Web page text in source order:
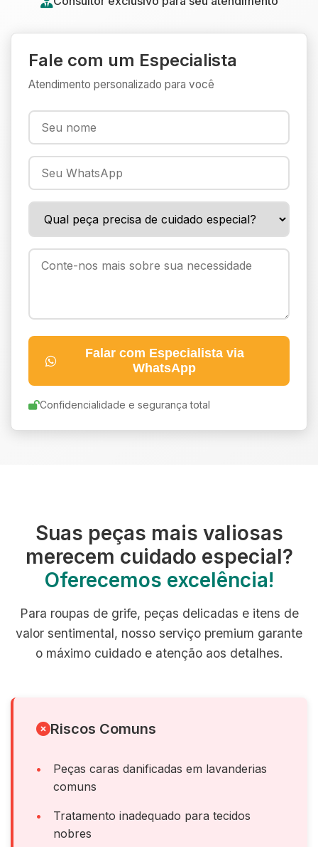
Fale com um Especialista
Atendimento personalizado para você
Falar com Especialista via
WhatsApp
Confidencialidade e segurança total
Suas peças mais valiosas
merecem cuidado especial?
Oferecemos excelência!
Para roupas de grife, peças delicadas e itens de
valor sentimental, nosso serviço premium garante
o máximo cuidado e atenção aos detalhes.
Riscos Comuns
Peças caras danificadas em lavanderias
comuns
Tratamento inadequado para tecidos
nobres